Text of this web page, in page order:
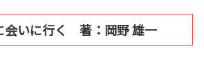
会いに行く 著：岡野 雄一